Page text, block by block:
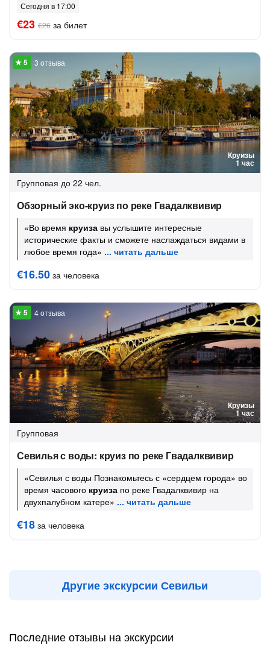
Сегодня в 17:00
€23 €26 за билет
Круизы
1 час
3 отзыва
Групповая до 22 чел.
Обзорный эко-круиз по реке Гвадалквивир
«Во время круиза вы услышите интересные
исторические факты и сможете наслаждаться видами в
любое время года»
€16.50 за человека
Круизы
1 час
4 отзыва
Групповая
Севилья с воды: круиз по реке Гвадалквивир
«Севилья с воды Познакомьтесь с «сердцем города» во
время часового круиза по реке Гвадалквивир на
двухпалубном катере»
€18 за человека
Другие экскурсии Севильи
Последние отзывы на экскурсии